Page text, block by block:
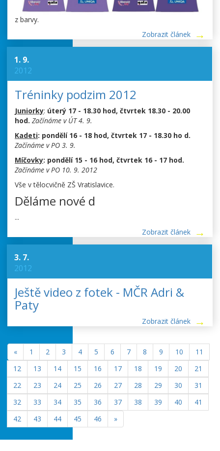
z barvy.
Zobrazit článek
1. 9.
2012
Tréninky podzim 2012
Juniorky: úterý 17 - 18.30 hod, čtvrtek 18.30 - 20.00
hod. Začínáme v ÚT 4. 9.
Kadeti: pondělí 16 - 18 hod, čtvrtek 17 - 18.30 ho d.
Začínáme v PO 3. 9.
Míčovky: pondělí 15 - 16 hod, čtvrtek 16 - 17 hod.
Začínáme v PO 10. 9. 2012
Vše v tělocvičně ZŠ Vratislavice.
Děláme nové d
...
Zobrazit článek
3. 7.
2012
Ještě video z fotek - MČR Adri &
Paty
Zobrazit článek
« 1 2 3 4 5 6 7 8 9 10
11
12
13 14 15 16 17 18 19 20
21
22
23 24 25 26 27 28 29 30
31
32
33 34 35 36 37 38 39 40
41
42
43 44 45 46 »